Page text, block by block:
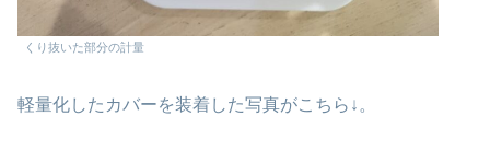
くり抜いた部分の計量
軽量化したカバーを装着した写真がこちら↓。